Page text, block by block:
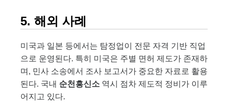
5. 해외 사례
미국과 일본 등에서는 탐정업이 전문 자격 기반 직업
으로 운영된다. 특히 미국은 주별 면허 제도가 존재하
며, 민사 소송에서 조사 보고서가 중요한 자료로 활용
된다. 국내 순천흥신소 역시 점차 제도적 정비가 이루
어지고 있다.